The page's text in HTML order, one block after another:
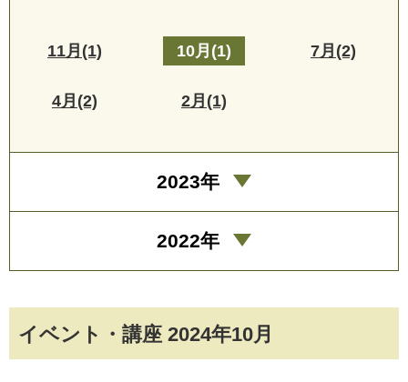
イベント・講座 2024年10月
11月(1) 10月(1) 7月(2)
4月(2) 2月(1)
2023年
2022年